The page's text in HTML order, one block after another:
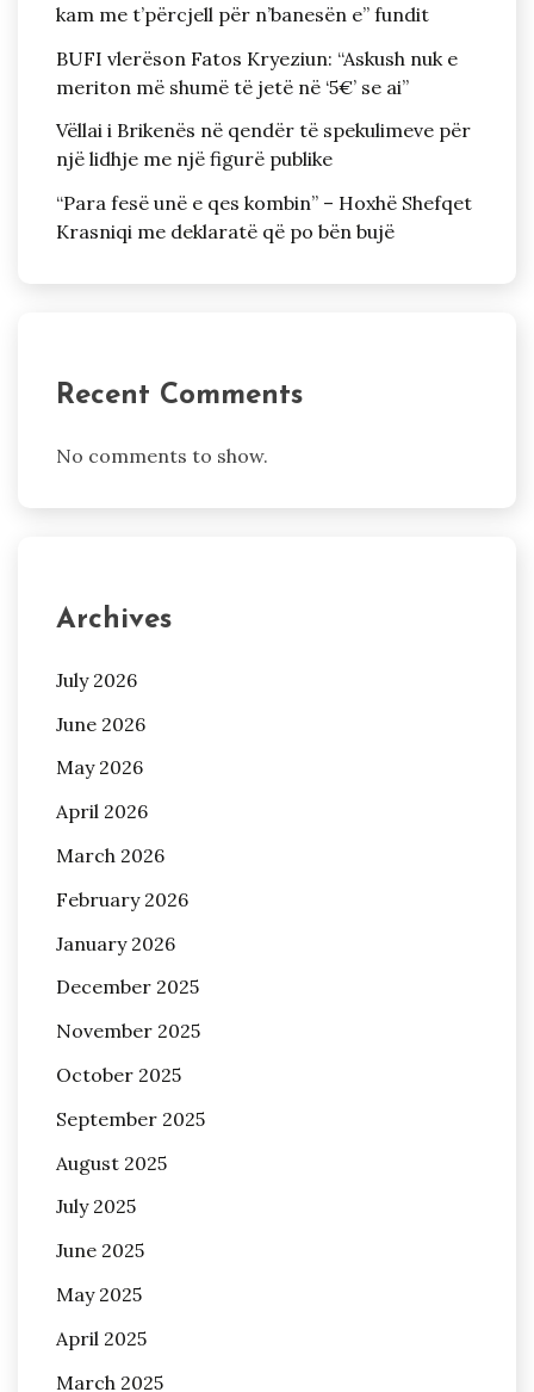
kam me t’përcjell për n’banesën e” fundit
BUFI vlerëson Fatos Kryeziun: “Askush nuk e
meriton më shumë të jetë në ‘5€’ se ai”
Vëllai i Brikenës në qendër të spekulimeve për
një lidhje me një figurë publike
“Para fesë unë e qes kombin” – Hoxhë Shefqet
Krasniqi me deklaratë që po bën bujë
Recent Comments
No comments to show.
Archives
July 2026
June 2026
May 2026
April 2026
March 2026
February 2026
January 2026
December 2025
November 2025
October 2025
September 2025
August 2025
July 2025
June 2025
May 2025
April 2025
March 2025